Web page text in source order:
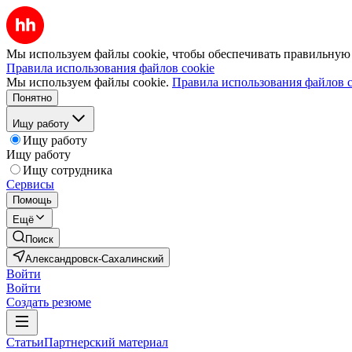
Мы используем файлы cookie, чтобы обеспечивать правильную
Правила использования файлов cookie
Мы используем файлы cookie. Правила использования файлов
Понятно
Ищу работу
Ищу работу
Ищу работу
Ищу сотрудника
Сервисы
Помощь
Ещё
Поиск
Александровск-Сахалинский
Войти
Войти
Создать резюме
СтатьиПартнерский материал